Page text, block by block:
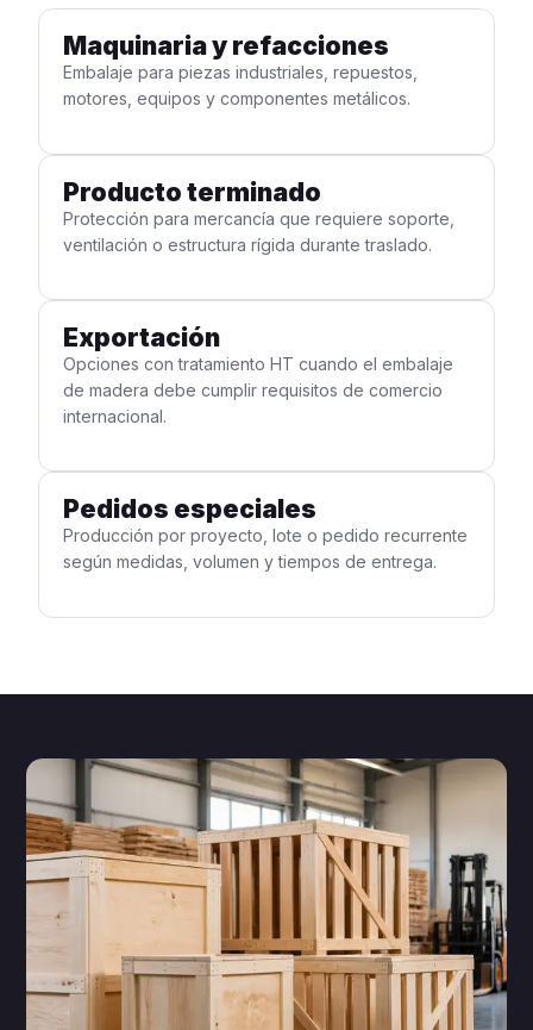
Maquinaria y refacciones
Embalaje para piezas industriales, repuestos,
motores, equipos y componentes metálicos.
Producto terminado
Protección para mercancía que requiere soporte,
ventilación o estructura rígida durante traslado.
Exportación
Opciones con tratamiento HT cuando el embalaje
de madera debe cumplir requisitos de comercio
internacional.
Pedidos especiales
Producción por proyecto, lote o pedido recurrente
según medidas, volumen y tiempos de entrega.